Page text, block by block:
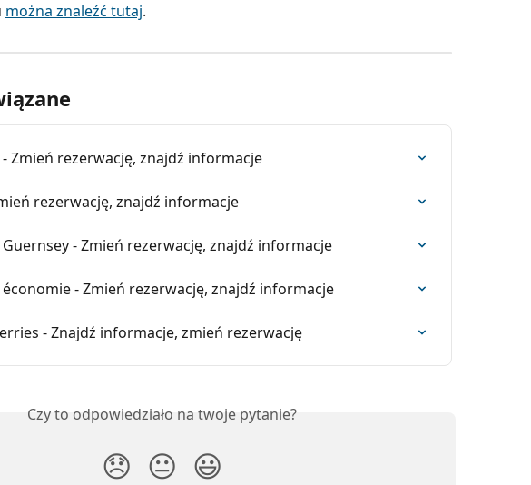
można znaleźć tutaj.
Zmień rezerwację, znajdź informacje
rezerwację, znajdź informacje
- Zmień rezerwację, znajdź informacje
- Zmień rezerwację, znajdź informacje
- Znajdź informacje, zmień rezerwację
Czy to odpowiedziało na twoje pytanie?
😞 😐 😃